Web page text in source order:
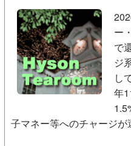
ー
で
ジ
し
年
子マネー等へのチャージが